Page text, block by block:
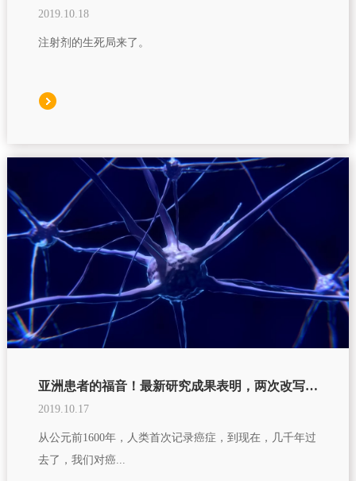
2019.10.18
注射剂的生死局来了。
亚洲患者的福音！最新研究成果表明，两次改写抗癌史的新疗法，让亚洲患者群体比其他地区人群获益更多
2019.10.17
从公元前1600年，人类首次记录癌症，到现在，几千年过
去了，我们对癌...